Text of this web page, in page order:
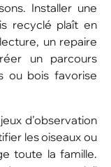
Installer une
recyclé plaît en
un repaire
un parcours
ou bois favorise
d’observation
les oiseaux ou
toute la famille.